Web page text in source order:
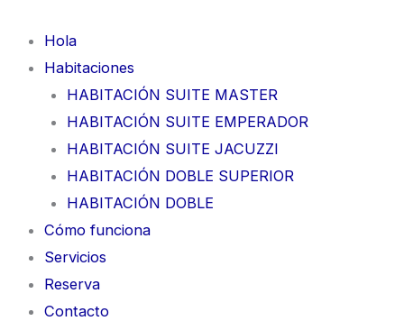
contenido
Hola
Habitaciones
HABITACIÓN SUITE MASTER
HABITACIÓN SUITE EMPERADOR
HABITACIÓN SUITE JACUZZI
HABITACIÓN DOBLE SUPERIOR
HABITACIÓN DOBLE
Cómo funciona
Servicios
Reserva
Contacto